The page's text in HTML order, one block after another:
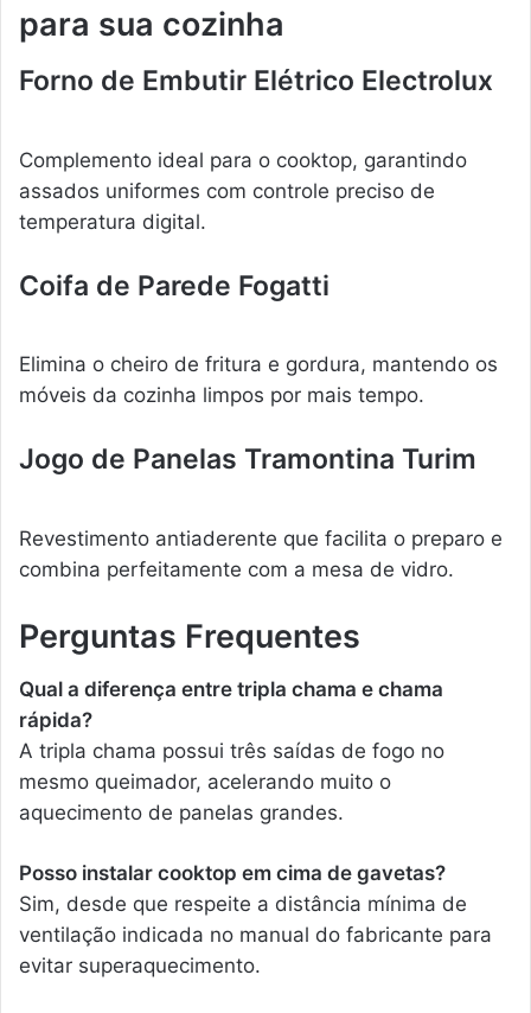
para sua cozinha
Forno de Embutir Elétrico Electrolux
Complemento ideal para o cooktop, garantindo
assados uniformes com controle preciso de
temperatura digital.
Coifa de Parede Fogatti
Elimina o cheiro de fritura e gordura, mantendo os
móveis da cozinha limpos por mais tempo.
Jogo de Panelas Tramontina Turim
Revestimento antiaderente que facilita o preparo e
combina perfeitamente com a mesa de vidro.
Perguntas Frequentes
Qual a diferença entre tripla chama e chama
rápida?
A tripla chama possui três saídas de fogo no
mesmo queimador, acelerando muito o
aquecimento de panelas grandes.
Posso instalar cooktop em cima de gavetas?
Sim, desde que respeite a distância mínima de
ventilação indicada no manual do fabricante para
evitar superaquecimento.